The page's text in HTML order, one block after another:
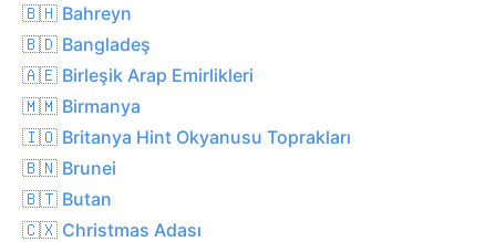
🇧🇭 Bahreyn
🇧🇩 Bangladeş
🇦🇪 Birleşik Arap Emirlikleri
🇲🇲 Birmanya
🇮🇴 Britanya Hint Okyanusu Toprakları
🇧🇳 Brunei
🇧🇹 Butan
🇨🇽 Christmas Adası